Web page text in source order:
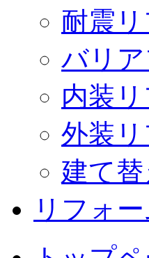
耐震
バリ
内装
外装
建て替
リフォ